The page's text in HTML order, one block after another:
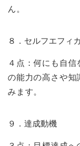
ん。
８．セルフエフィ
４点：何にも自
の能力の高さや知
みます。
９．達成動機